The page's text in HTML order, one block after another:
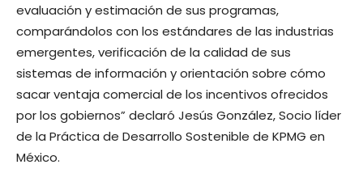
evaluación y estimación de sus programas,
comparándolos con los estándares de las industrias
emergentes, verificación de la calidad de sus
sistemas de información y orientación sobre cómo
sacar ventaja comercial de los incentivos ofrecidos
por los gobiernos” declaró Jesús González, Socio líder
de la Práctica de Desarrollo Sostenible de KPMG en
México.